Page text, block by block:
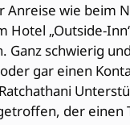
Anreise wie beim
Hotel „Outside-
Ganz schwierig
gar einen
der einen